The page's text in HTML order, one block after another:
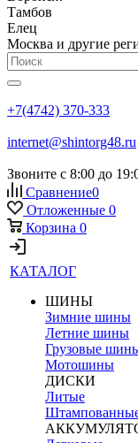
Тамбов
Елец
Москва и другие
+7(4742) 370-333
internet@shintorg48.ru
Звоните с 8:00 до
Сравнение0
Отложенные 0
Корзина 0
КАТАЛОГ
ШИНЫ
Зимние шины
Летние шины
Грузовые
Мотошины
ДИСКИ
Литые